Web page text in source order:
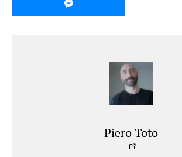
Piero Toto